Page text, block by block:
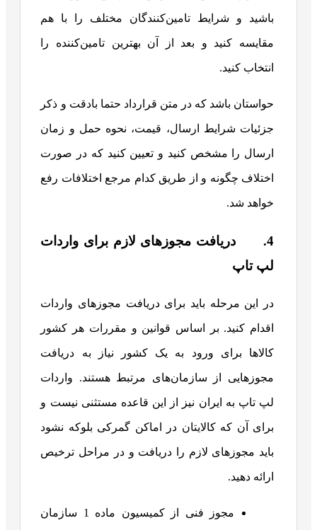
باشید و شرایط تامین‌کنندگان مختلف را با هم
مقایسه کنید و بعد از آن بهترین تامین‌کننده را
انتخاب کنید.
حواستان باشد که در متن قرارداد حتما بادقت و ذکر
جزئیات شرایط ارسال، قیمت، نحوه حمل و زمان
ارسال را مشخص کنید و تعیین کنید که در صورت
اختلاف چگونه و از طریق کدام مرجع اختلافات رفع
خواهد شد.
4. دریافت مجوزهای لازم برای واردات
لپ تاپ
در این مرحله باید برای دریافت مجوزهای واردات
اقدام کنید. بر اساس قوانین و مقررات هر کشور
کالاها برای ورود به یک کشور نیاز به دریافت
مجوزهایی از سازمان‌های مرتبط هستند. واردات
لپ تاپ به ایران نیز از این قاعده مستثنی نیست و
برای آن که کالایتان در اماکن گمرکی بلوکه نشود
باید مجوزهای لازم را دریافت و در مراحل ترخیص
ارائه دهید.
مجوز فنی از کمیسیون ماده 1 سازمان